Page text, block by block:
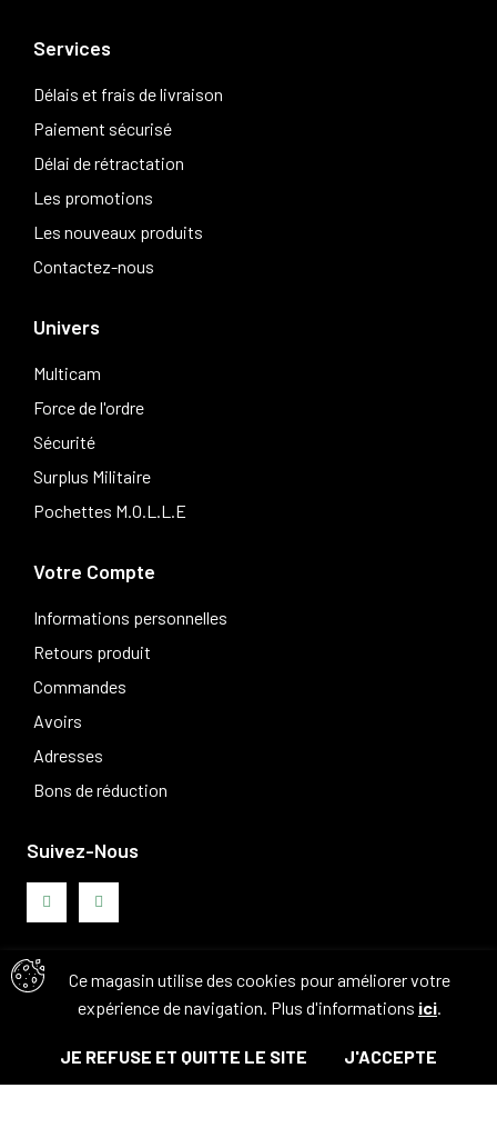
Services
Délais et frais de livraison
Paiement sécurisé
Délai de rétractation
Les promotions
Les nouveaux produits
Contactez-nous
Univers
Multicam
Force de l'ordre
Sécurité
Surplus Militaire
Pochettes M.O.L.L.E
Votre Compte
Informations personnelles
Retours produit
Commandes
Avoirs
Adresses
Bons de réduction
Ce magasin utilise des cookies pour améliorer votre
expérience de navigation. Plus d'informations ici.
JE REFUSE ET QUITTE LE SITE J'ACCEPTE
Suivez-Nous
Avis clients
© Tous droits réservés. 2026 - Camouflage 83